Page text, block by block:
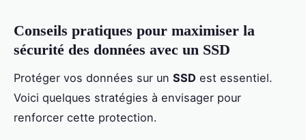
Conseils pratiques pour maximiser la
sécurité des données avec un SSD
Protéger vos données sur un SSD est essentiel.
Voici quelques stratégies à envisager pour
renforcer cette protection.